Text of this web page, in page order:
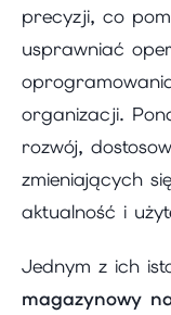
precyzji, co
usprawniać
organizacji.
rozwój,
zmieniających
aktualność i
Jednym z ich
magazynowy